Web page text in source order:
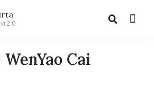
2.0
Cai